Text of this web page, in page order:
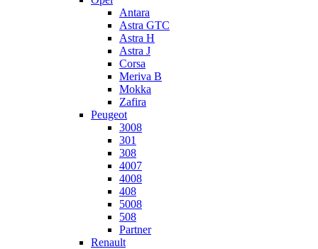
Antara
Astra GTC
Astra H
Astra J
Corsa
Meriva B
Mokka
Zafira
Peugeot
3008
301
308
4007
4008
408
5008
508
Partner
Renault